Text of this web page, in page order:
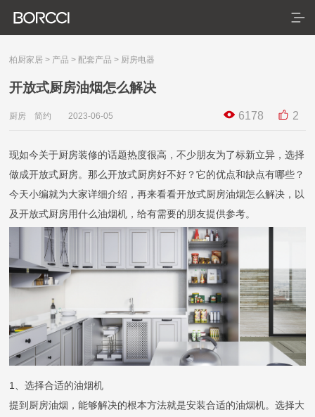
典藏系列
臻享系列
悦居系列
配套产品
家装美图
服务
门店查询
防伪查询
服务体系
合作
关于
柏厨家居 > 产品 > 配套产品 > 厨房电器
开放式厨房油烟怎么解决
厨房 简约 2023-06-05 2
6178
现如今关于厨房装修的话题热度很高，不少朋友为了标新立异，选择
做成开放式厨房。那么开放式厨房好不好？它的优点和缺点有哪些？
今天小编就为大家详细介绍，再来看看开放式厨房油烟怎么解决，以
及开放式厨房用什么油烟机，给有需要的朋友提供参考。
1、选择合适的油烟机
提到厨房油烟，能够解决的根本方法就是安装合适的油烟机。选择大